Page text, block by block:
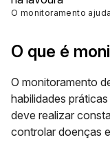
O monitoramento
O que é
O monitoramento
habilidades
deve realizar
controlar doenças